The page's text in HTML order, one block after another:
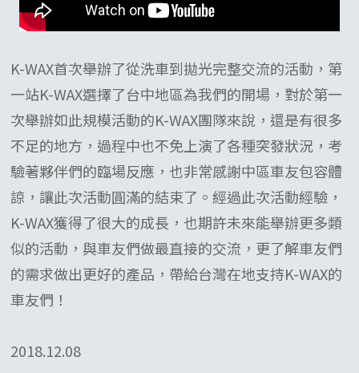
K-WAX首次舉辦了從洗車到拋光完整交流的活動，第
一站K-WAX選擇了台中地區為我們的開場，對於第一
次舉辦如此規模活動的K-WAX團隊來說，還是有很多
不足的地方，過程中也不免上演了各種突發狀況，考
驗著夥伴們的臨場反應，也非常感謝中區車友包容體
諒，讓此次活動圓滿的結束了。經過此次活動經驗，
K-WAX獲得了很大的成長，也期許未來能舉辦更多類
似的活動，與車友們做最直接的交流，更了解車友們
的需求做出更好的產品，帶給台灣在地支持K-WAX的
車友們！
2018.12.08